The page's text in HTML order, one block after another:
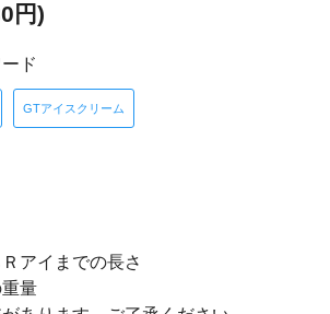
円)
ド
GTアイスクリーム
アイまでの長さ
量